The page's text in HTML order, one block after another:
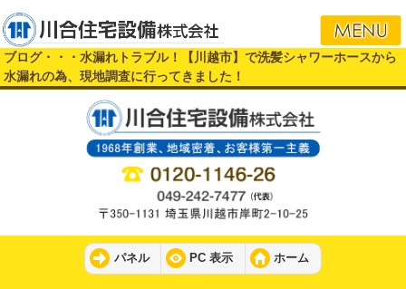
ブログ・・・水漏れトラブル！【川越市】で洗髪シャワーホースから
水漏れの為、現地調査に行ってきました！
パネル PC 表示 ホーム